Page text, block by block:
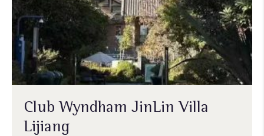
Club Wyndham JinLin Villa
Lijiang